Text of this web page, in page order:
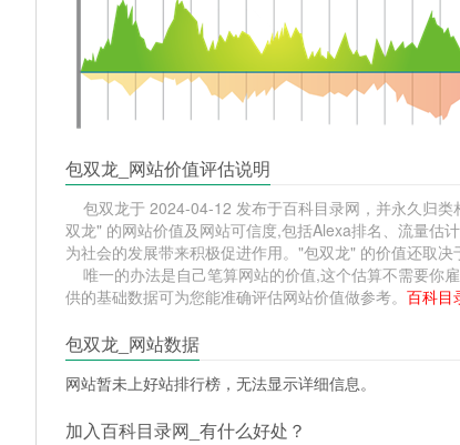
包双龙_网站价值评估说明
包双龙于 2024-04-12 发布于百科目录网，并永久归
双龙" 的网站价值及网站可信度,包括Alexa排名、流量估
为社会的发展带来积极促进作用。"包双龙" 的价值还取
唯一的办法是自己笔算网站的价值,这个估算不需要你
供的基础数据可为您能准确评估网站价值做参考。百科目
包双龙_网站数据
网站暂未上好站排行榜，无法显示详细信息。
加入百科目录网_有什么好处？